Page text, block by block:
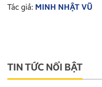
Tác giả: MINH NHẬT VŨ
TIN TỨC NỔI BẬT